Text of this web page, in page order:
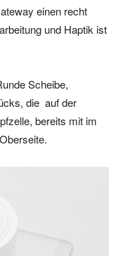
einen recht
und Haptik ist
Scheibe,
die auf der
bereits mit im